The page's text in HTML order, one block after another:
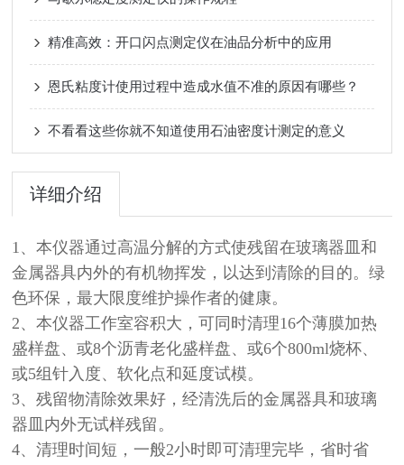
精准高效：开口闪点测定仪在油品分析中的应用
恩氏粘度计使用过程中造成水值不准的原因有哪些？
不看看这些你就不知道使用石油密度计测定的意义
详细介绍
1、本仪器通过高温分解的方式使残留在玻璃器皿和
金属器具内外的有机物挥发，以达到清除的目的。绿
色环保，最大限度维护操作者的健康。
2、本仪器工作室容积大，可同时清理16个薄膜加热
盛样盘、或8个沥青老化盛样盘、或6个800ml烧杯、
或5组针入度、软化点和延度试模。
3、残留物清除效果好，经清洗后的金属器具和玻璃
器皿内外无试样残留。
4、清理时间短，一般2小时即可清理完毕，省时省